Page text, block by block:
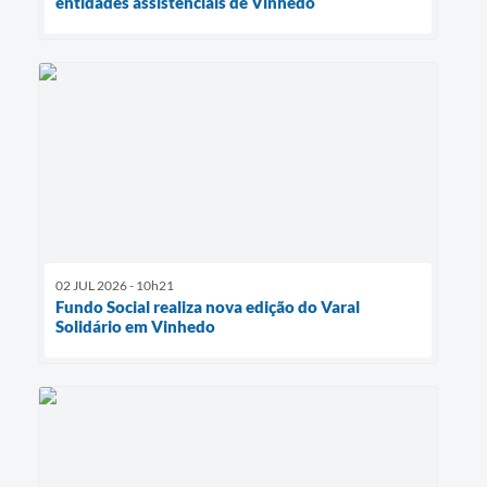
02 JUL 2026 - 10h21
Fundo Social realiza nova edição do Varal
Solidário em Vinhedo